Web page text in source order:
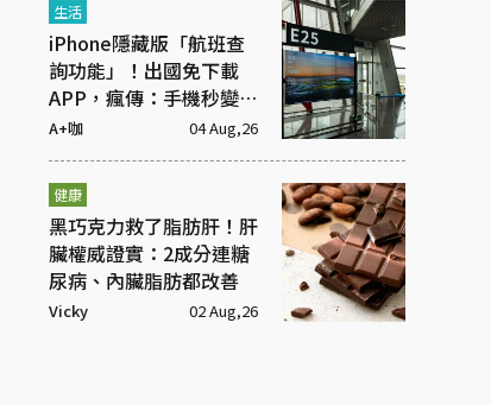
生活
iPhone隱藏版「航班查
詢功能」！出國免下載
APP，瘋傳：手機秒變機
場看板
A+咖 04 Aug,26
健康
黑巧克力救了脂肪肝！肝
臟權威證實：2成分連糖
尿病、內臟脂肪都改善
Vicky 02 Aug,26